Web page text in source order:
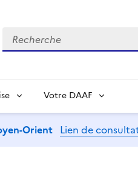
Recherche
Votre DAAF
Orient Lien de